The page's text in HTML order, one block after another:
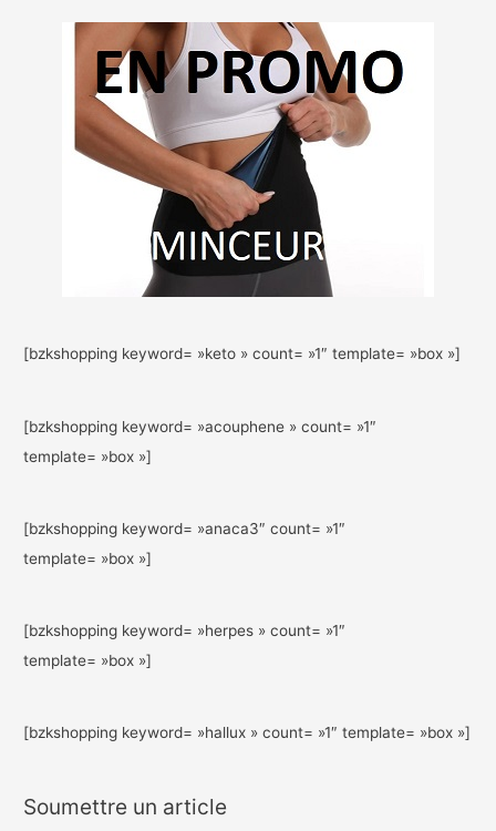
[bzkshopping keyword= »keto » count= »1″ template= »box »]
[bzkshopping keyword= »acouphene » count= »1″
template= »box »]
[bzkshopping keyword= »anaca3″ count= »1″
template= »box »]
[bzkshopping keyword= »herpes » count= »1″
template= »box »]
[bzkshopping keyword= »hallux » count= »1″ template= »box »]
Soumettre un article